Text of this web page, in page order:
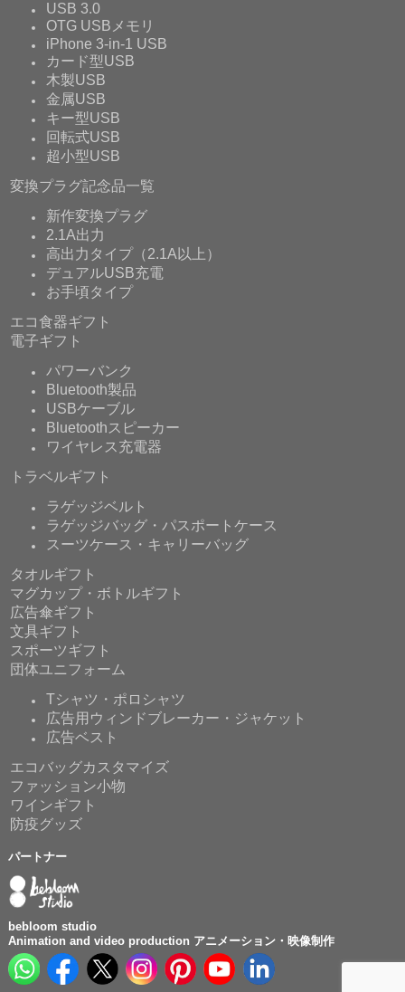
USB 3.0
OTG USBメモリ
iPhone 3-in-1 USB
カード型USB
木製USB
金属USB
キー型USB
回転式USB
超小型USB
変換プラグ記念品一覧
新作変換プラグ
2.1A出力
高出力タイプ（2.1A以上）
デュアルUSB充電
お手頃タイプ
エコ食器ギフト
電子ギフト
パワーバンク
Bluetooth製品
USBケーブル
Bluetoothスピーカー
ワイヤレス充電器
トラベルギフト
ラゲッジベルト
ラゲッジバッグ・パスポートケース
スーツケース・キャリーバッグ
タオルギフト
マグカップ・ボトルギフト
広告傘ギフト
文具ギフト
スポーツギフト
団体ユニフォーム
Tシャツ・ポロシャツ
広告用ウィンドブレーカー・ジャケット
広告ベスト
エコバッグカスタマイズ
ファッション小物
ワインギフト
防疫グッズ
パートナー
bebloom studio
Animation and video production アニメーション・映像制作